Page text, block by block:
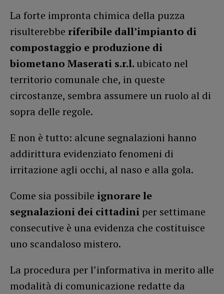
La forte impronta chimica della puzza
risulterebbe riferibile dall’impianto di
compostaggio e produzione di
biometano Maserati s.r.l. ubicato nel
territorio comunale che, in queste
circostanze, sembra assumere un ruolo al di
sopra delle regole.
E non è tutto: alcune segnalazioni hanno
addirittura evidenziato fenomeni di
irritazione agli occhi, al naso e alla gola.
Come sia possibile ignorare le
segnalazioni dei cittadini per settimane
consecutive è una evidenza che costituisce
uno scandaloso mistero.
La procedura per l’informativa in merito alle
modalità di comunicazione redatte da